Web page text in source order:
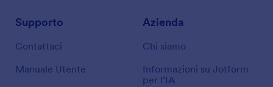
Supporto
Contattaci
Manuale Utente
Azienda
Chi siamo
Informazioni su Jotform
per l'IA